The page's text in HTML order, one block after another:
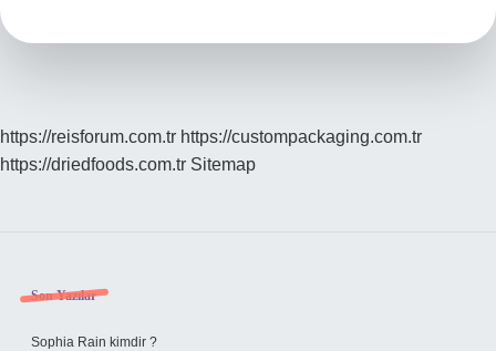
https://reisforum.com.tr https://custompackaging.com.tr
https://driedfoods.com.tr Sitemap
Sidebar
Son Yazılar
Sophia Rain kimdir ?